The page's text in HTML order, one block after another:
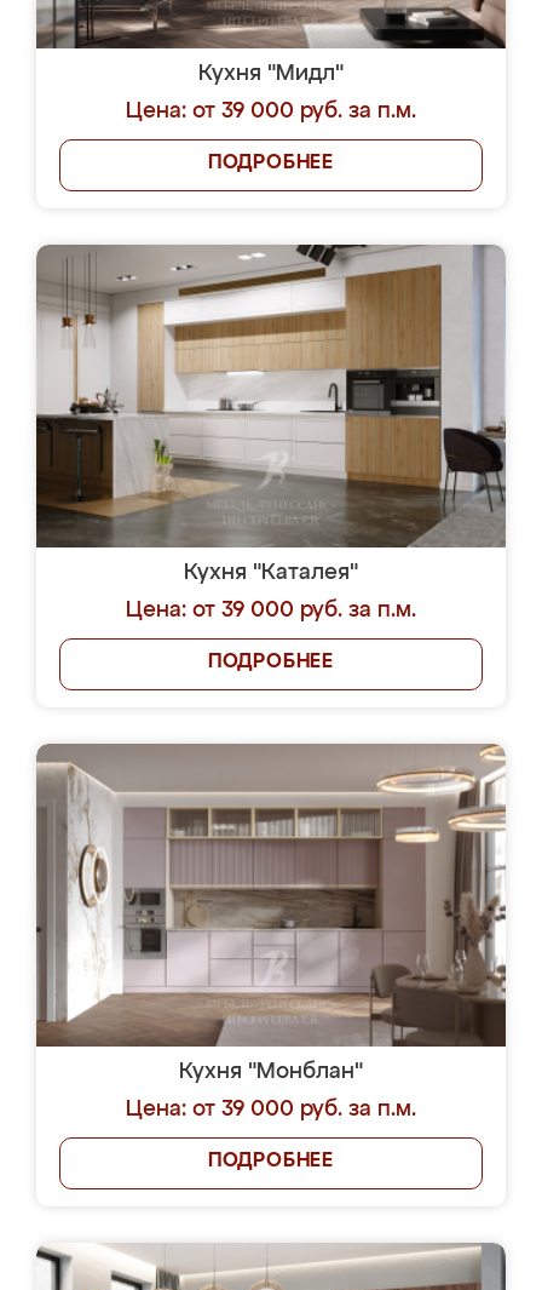
Кухня "Мидл"
Цена: от 39 000 руб. за п.м.
ПОДРОБНЕЕ
Кухня "Каталея"
Цена: от 39 000 руб. за п.м.
ПОДРОБНЕЕ
Кухня "Монблан"
Цена: от 39 000 руб. за п.м.
ПОДРОБНЕЕ